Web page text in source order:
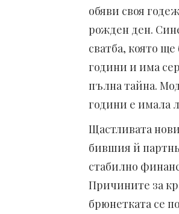
обяви своя
рожден ден.
сватба, която
години и има
пълна тайна.
години е имала
Щастливата
бившия й
стабилно
Причините за
брюнетката се